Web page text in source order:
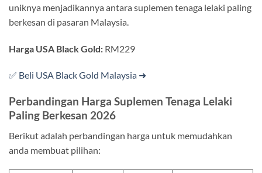
uniknya menjadikannya antara suplemen tenaga lelaki paling
berkesan di pasaran Malaysia.
Harga USA Black Gold: RM229
✅ Beli USA Black Gold Malaysia ➜
Perbandingan Harga Suplemen Tenaga Lelaki
Paling Berkesan 2026
Berikut adalah perbandingan harga untuk memudahkan
anda membuat pilihan: